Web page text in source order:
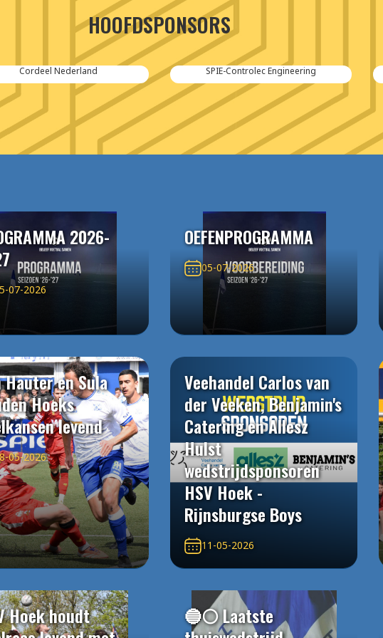
HOOFDSPONSORS
Cordeel Nederland SPIE-Controlec Engineering
2026-
07-2026
OEFENPROGRAMMA
05-07-2026
Hauter en Sula
Hoeks
levend
05-2026
Veehandel Carlos van
der Veeken, Benjamin's
Catering en Allesz
Hulst
wedstrijdsponsoren
HSV Hoek -
Rijnsburgse Boys
11-05-2026
Hoek houdt
🔵⚪️ Laatste